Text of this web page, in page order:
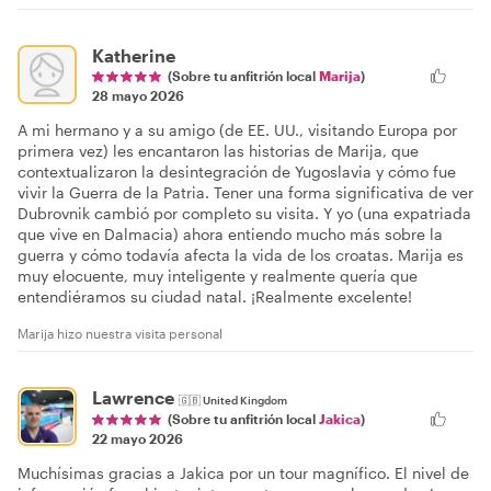
Katherine
(Sobre tu anfitrión local Marija)
28 mayo 2026
A mi hermano y a su amigo (de EE. UU., visitando Europa por
primera vez) les encantaron las historias de Marija, que
contextualizaron la desintegración de Yugoslavia y cómo fue
vivir la Guerra de la Patria. Tener una forma significativa de ver
Dubrovnik cambió por completo su visita. Y yo (una expatriada
que vive en Dalmacia) ahora entiendo mucho más sobre la
guerra y cómo todavía afecta la vida de los croatas. Marija es
muy elocuente, muy inteligente y realmente quería que
entendiéramos su ciudad natal. ¡Realmente excelente!
Marija hizo nuestra visita personal
Lawrence 🇬🇧United Kingdom
(Sobre tu anfitrión local Jakica)
22 mayo 2026
Muchísimas gracias a Jakica por un tour magnífico. El nivel de